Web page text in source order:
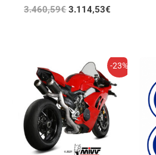
3.460,59€ 3.114,53€
-23%
precio
original
era:
3.962,75€.
El
precio
actual
es:
3.051,32€.